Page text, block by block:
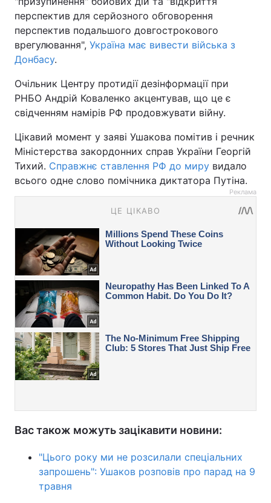
перспектив для серйозного обговорення
перспектив подальшого довгострокового
врегулювання", Україна має вивести війська з
Донбасу.
Очільник Центру протидії дезінформації при
РНБО Андрій Коваленко акцентував, що це є
свідченням намірів РФ продовжувати війну.
Цікавий момент у заяві Ушакова помітив і речник
Міністерства закордонних справ України Георгій
Тихий. Справжнє ставлення РФ до миру видало
всього одне слово помічника диктатора Путіна.
Реклама
Вас також можуть зацікавити новини:
"Цього року ми не розсилали спеціальних
запрошень": Ушаков розповів про парад на 9
травня